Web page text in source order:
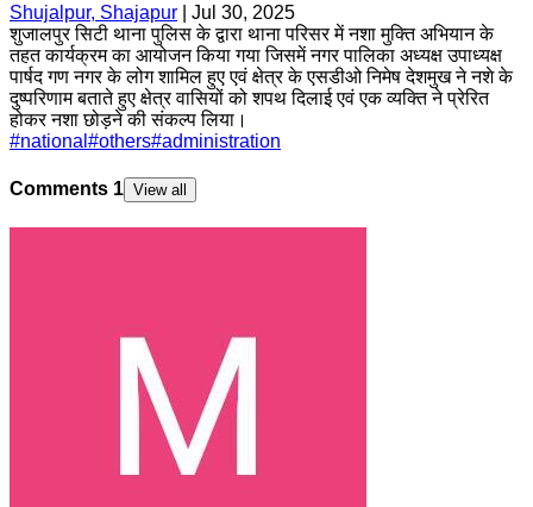
Shujalpur, Shajapur
Jul 30, 2025
शुजालपुर सिटी थाना पुलिस के द्वारा थाना परिसर में नशा मुक्ति अभियान के
तहत कार्यक्रम का आयोजन किया गया जिसमें नगर पालिका अध्यक्ष उपाध्यक्ष
पार्षद गण नगर के लोग शामिल हुए एवं क्षेत्र के एसडीओ निमेष देशमुख ने नशे के
दुष्परिणाम बताते हुए क्षेत्र वासियों को शपथ दिलाई एवं एक व्यक्ति ने प्रेरित
होकर नशा छोड़ने की संकल्प लिया।
#national #others#administration
Comments 1 View all